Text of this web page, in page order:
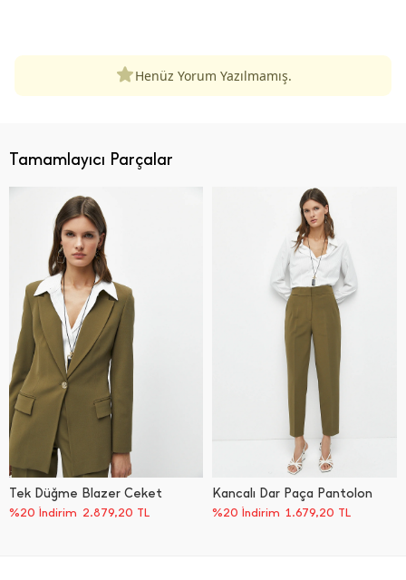
Henüz Yorum Yazılmamış.
Tamamlayıcı Parçalar
Tek Düğme Blazer Ceket
%20 İndirim 2.879,20 TL
Kancalı Dar Paça Pantolon
%20 İndirim 1.679,20 TL